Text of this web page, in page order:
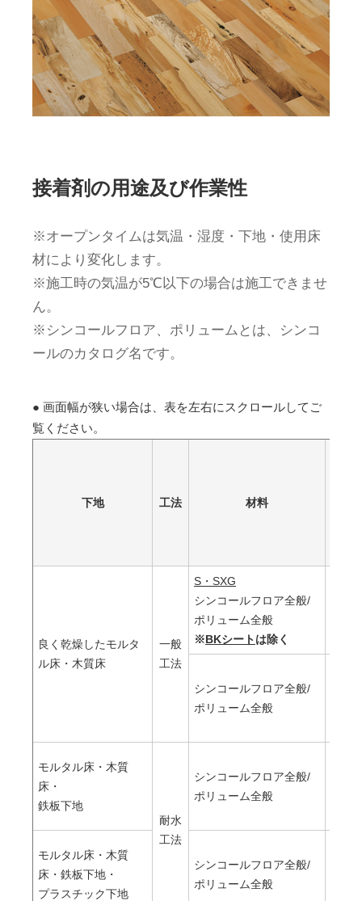
接着剤の用途及び作業性
※オープンタイムは気温・湿度・下地・使用床
材により変化します。
※施工時の気温が5℃以下の場合は施工できませ
ん。
※シンコールフロア、ポリュームとは、シンコ
ールのカタログ名です。
● 画面幅が狭い場合は、表を左右にスクロールしてご
覧ください。
下地 工法 材料
良く乾燥したモルタ
ル床・木質床
一般
工法
S・SXG
シンコールフロア全般/
ポリューム全般
※BKシートは除く
シンコールフロア全般/
ポリューム全般
モルタル床・木質
床・
鉄板下地
耐水
工法
シンコールフロア全般/
ポリューム全般
モルタル床・木質
床・鉄板下地・
プラスチック下地
シンコールフロア全般/
ポリューム全般